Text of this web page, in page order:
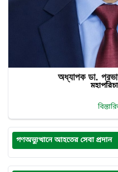
অধ্যাপক ডা.
গণঅভ্যুত্থানে আহতের সেবা প্রদান